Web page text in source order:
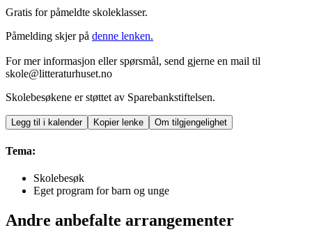
Gratis for påmeldte skoleklasser.
Påmelding skjer på denne lenken.
For mer informasjon eller spørsmål, send gjerne en mail til
skole@litteraturhuset.no
Skolebesøkene er støttet av Sparebankstiftelsen.
Legg til i kalender Kopier lenke Om tilgjengelighet
Tema:
Skolebesøk
Eget program for barn og unge
Andre anbefalte arrangementer